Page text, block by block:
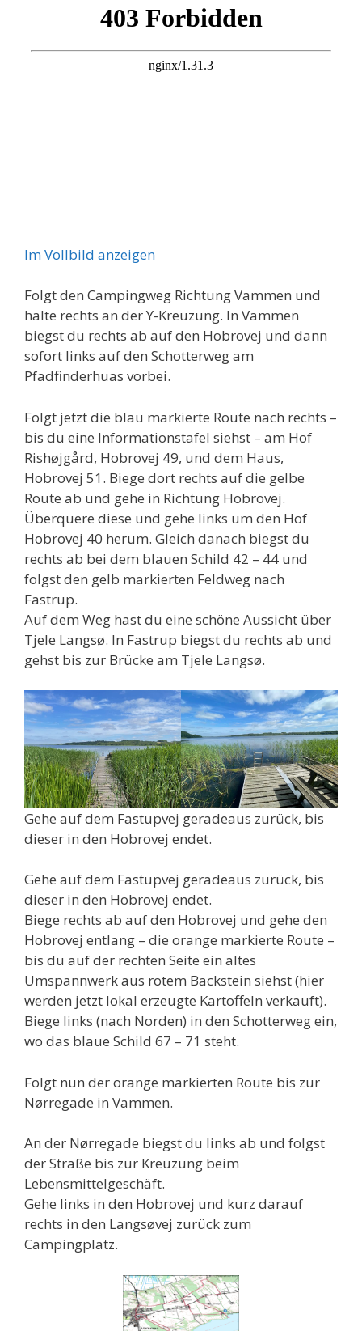
Im Vollbild anzeigen
Folgt den Campingweg Richtung Vammen und
halte rechts an der Y-Kreuzung. In Vammen
biegst du rechts ab auf den Hobrovej und dann
sofort links auf den Schotterweg am
Pfadfinderhuas vorbei.
Folgt jetzt die blau markierte Route nach rechts –
bis du eine Informationstafel siehst – am Hof
Rishøjgård, Hobrovej 49, und dem Haus,
Hobrovej 51. Biege dort rechts auf die gelbe
Route ab und gehe in Richtung Hobrovej.
Überquere diese und gehe links um den Hof
Hobrovej 40 herum. Gleich danach biegst du
rechts ab bei dem blauen Schild 42 – 44 und
folgst den gelb markierten Feldweg nach
Fastrup.
Auf dem Weg hast du eine schöne Aussicht über
Tjele Langsø. In Fastrup biegst du rechts ab und
gehst bis zur Brücke am Tjele Langsø.
Gehe auf dem Fastupvej geradeaus zurück, bis
dieser in den Hobrovej endet.
Gehe auf dem Fastupvej geradeaus zurück, bis
dieser in den Hobrovej endet.
Biege rechts ab auf den Hobrovej und gehe den
Hobrovej entlang – die orange markierte Route –
bis du auf der rechten Seite ein altes
Umspannwerk aus rotem Backstein siehst (hier
werden jetzt lokal erzeugte Kartoffeln verkauft).
Biege links (nach Norden) in den Schotterweg ein,
wo das blaue Schild 67 – 71 steht.
Folgt nun der orange markierten Route bis zur
Nørregade in Vammen.
An der Nørregade biegst du links ab und folgst
der Straße bis zur Kreuzung beim
Lebensmittelgeschäft.
Gehe links in den Hobrovej und kurz darauf
rechts in den Langsøvej zurück zum
Campingplatz.